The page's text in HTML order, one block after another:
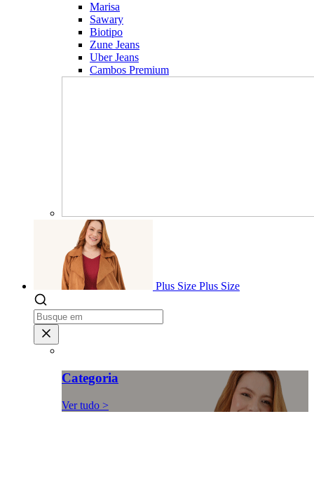
Marisa
Sawary
Biotipo
Zune Jeans
Uber Jeans
Cambos Premium
Plus Size Plus Size
Categoria
Ver tudo >